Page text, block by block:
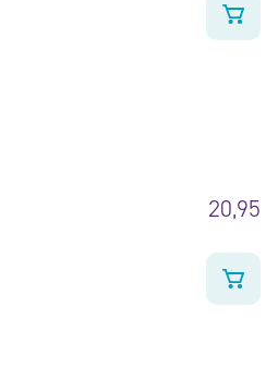
20,95